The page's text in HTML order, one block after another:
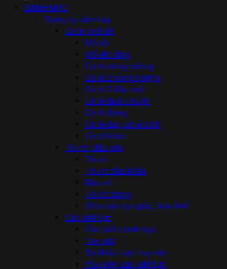
DANH MỤC
Dụng cụ cầm tay
Cờ lê, mỏ lết
Mỏ lết
Mỏ lết răng
Cờ lê vòng miệng
Cờ lê 2 vòng miệng
Cờ lê 2 đầu mở
Cờ lê đuôi chuột
Cờ lê đóng
Cờ lê đai, cờ lê xích
Cờ lê khác
Tô vít, đầu vặn
Tô vít
Tô vít đầu khẩu
Đầu vít
Tô vít đóng
Chìa vặn lục giác, hoa khế
Cần siết lực
Cần siết chỉnh lực
Tay vặn
Bộ khẩu tuýt tay vặn
Phụ kiện cần siết lực